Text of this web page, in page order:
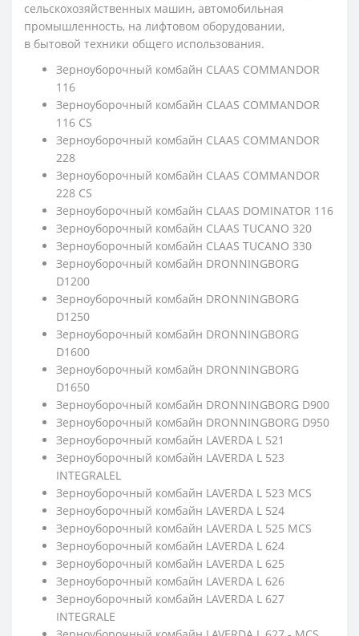
сельскохозяйственных машин, автомобильная
промышленность, на лифтовом оборудовании,
в бытовой техники общего использования.
Зерноуборочный комбайн CLAAS COMMANDOR
116
Зерноуборочный комбайн CLAAS COMMANDOR
116 CS
Зерноуборочный комбайн CLAAS COMMANDOR
228
Зерноуборочный комбайн CLAAS COMMANDOR
228 CS
Зерноуборочный комбайн CLAAS DOMINATOR 116
Зерноуборочный комбайн CLAAS TUCANO 320
Зерноуборочный комбайн CLAAS TUCANO 330
Зерноуборочный комбайн DRONNINGBORG
D1200
Зерноуборочный комбайн DRONNINGBORG
D1250
Зерноуборочный комбайн DRONNINGBORG
D1600
Зерноуборочный комбайн DRONNINGBORG
D1650
Зерноуборочный комбайн DRONNINGBORG D900
Зерноуборочный комбайн DRONNINGBORG D950
Зерноуборочный комбайн LAVERDA L 521
Зерноуборочный комбайн LAVERDA L 523
INTEGRALEL
Зерноуборочный комбайн LAVERDA L 523 MCS
Зерноуборочный комбайн LAVERDA L 524
Зерноуборочный комбайн LAVERDA L 525 MCS
Зерноуборочный комбайн LAVERDA L 624
Зерноуборочный комбайн LAVERDA L 625
Зерноуборочный комбайн LAVERDA L 626
Зерноуборочный комбайн LAVERDA L 627
INTEGRALE